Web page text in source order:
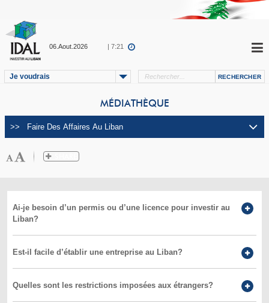
06.Aout.2026 | 7:21
Je voudrais
MÉDIATHÈQUE
Ai-je besoin d’un permis ou d’une licence pour investir au
Liban?
Est-il facile d’établir une entreprise au Liban?
Quelles sont les restrictions imposées aux étrangers?